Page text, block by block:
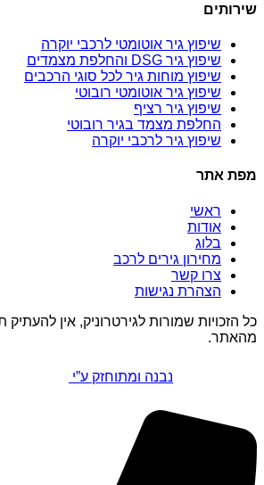
שירותים
שיפוץ גיר אוטומטי לרכבי יוקרה
שיפוץ גיר DSG והחלפת מצמדים
שיפוץ מוחות גיר לכל סוגי הרכבים
שיפוץ גיר אוטומטי רובוטי
שיפוץ גיר רציף
החלפת מצמד בגיר רובוטי
שיפוץ גיר לרכבי יוקרה
מפת אתר
ראשי
אודות
בלוג
מחירון גירים לרכב
צרו קשר
הצהרת נגישות
כל הזכויות שמורות לגירטרוניק, אין להעתיק
מהאתר.
נבנה ומתוחזק ע”י